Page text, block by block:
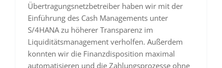
Übertragungsnetzbetreiber haben wir mit der
Einführung des Cash Managements unter
S/4HANA zu höherer Transparenz im
Liquiditätsmanagement verholfen. Außerdem
konnten wir die Finanzdisposition maximal
automatisieren und die Zahlungsprozesse ohne